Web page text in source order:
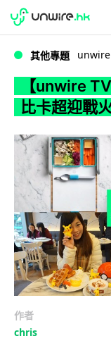
WWDC 2026
其他專題 unwire
【unwire
比卡超迎戰
作者
chris